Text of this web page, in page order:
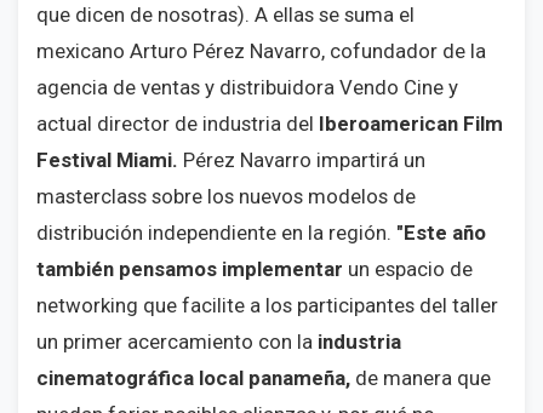
que dicen de nosotras). A ellas se suma el
mexicano Arturo Pérez Navarro, cofundador de la
agencia de ventas y distribuidora Vendo Cine y
actual director de industria del Iberoamerican Film
Festival Miami. Pérez Navarro impartirá un
masterclass sobre los nuevos modelos de
distribución independiente en la región. "Este año
también pensamos implementar un espacio de
networking que facilite a los participantes del taller
un primer acercamiento con la industria
cinematográfica local panameña, de manera que